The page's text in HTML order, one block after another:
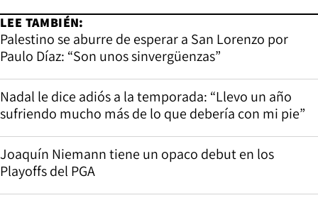
LEE TAMBIÉN:
Palestino se aburre de esperar a San Lorenzo por
Paulo Díaz: “Son unos sinvergüenzas”
Nadal le dice adiós a la temporada: “Llevo un año
sufriendo mucho más de lo que debería con mi pie”
Joaquín Niemann tiene un opaco debut en los
Playoffs del PGA